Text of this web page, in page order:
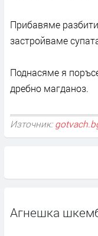
Прибавяме
застройваме
Поднасяме я
дребно магданоз.
Източник:
Агнешка